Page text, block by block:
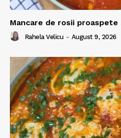
Mancare de rosii proaspete
Rahela Velicu - August 9, 2026